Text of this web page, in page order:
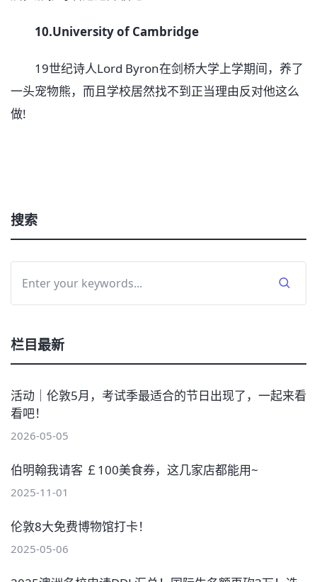
10.University of Cambridge
19世纪诗人Lord Byron在剑桥大学上学期间，养了
一头宠物熊，而且学校居然找不到正当理由反对他这么
做!
搜索
栏目最新
活动｜伦敦5月，考试季最适合的节日出现了，一起来看
看吧！
2026-05-05
伯明翰我请客 ￡100美食券，这几家店都能用~
2025-11-01
伦敦8大免费博物馆打卡！
2025-05-06